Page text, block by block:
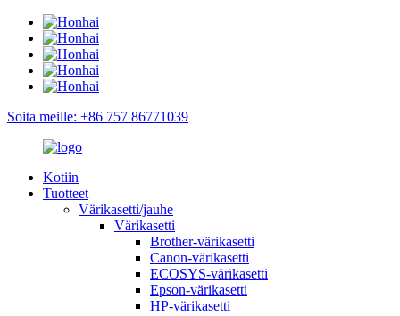
Soita meille: +86 757 86771039
Kotiin
Tuotteet
Värikasetti/jauhe
Värikasetti
Brother-värikasetti
Canon-värikasetti
ECOSYS-värikasetti
Epson-värikasetti
HP-värikasetti